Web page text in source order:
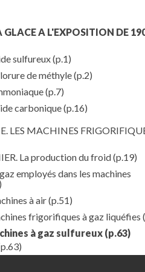
GLACE A L'EXPOSITION DE
sulfureux(p.1)
de méthyle(p.2)
(p.7)
carbonique(p.16)
LES MACHINES
La production du froid(p.19)
employés dans les machines
à air(p.51)
frigorifiques à gaz liquéfies
à gaz sulfureux (p.63)